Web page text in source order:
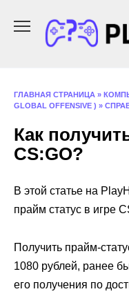
содержанию
ГЛАВНАЯ СТРАНИЦА »
GLOBAL OFFENSIVE ) »
Как
CS:GO?
В этой статье на
прайм статус в игре
Получить прайм-
1080 рублей, ранее
его получения по